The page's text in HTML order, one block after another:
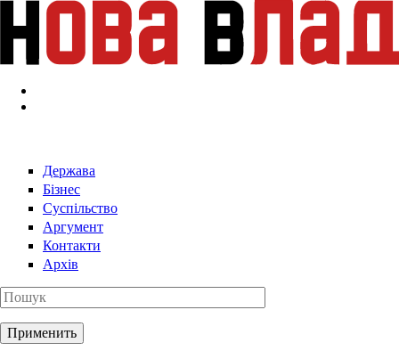
Перейти к основному содержанию
Держава
Бізнес
Суспільство
Аргумент
Контакти
Архів